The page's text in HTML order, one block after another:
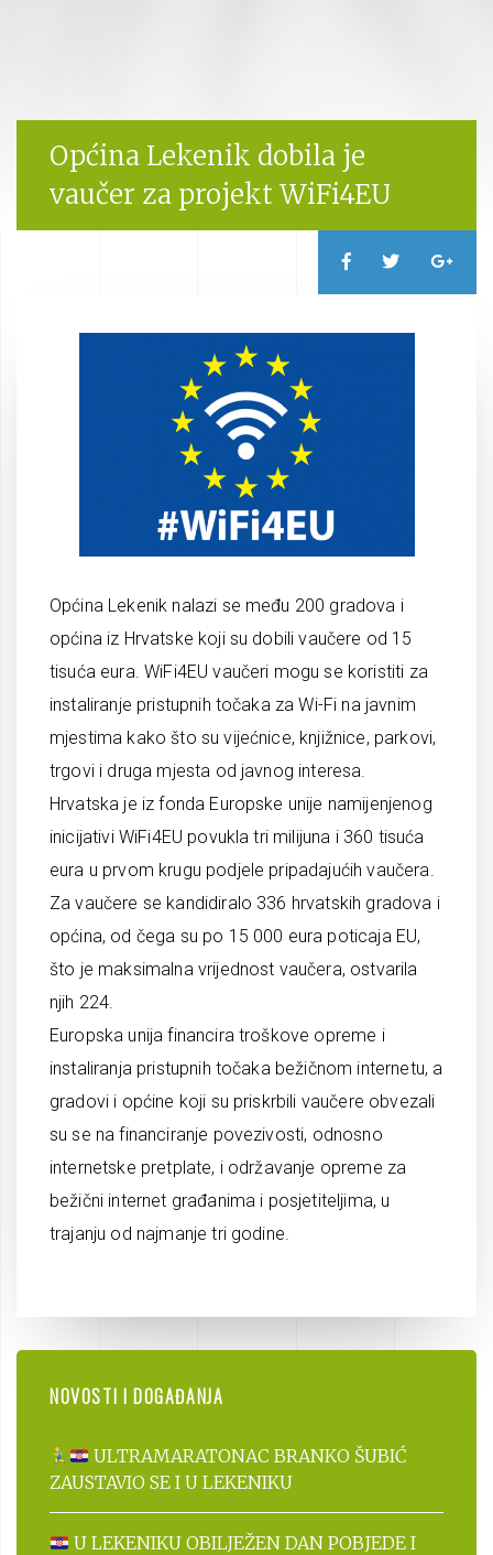
Općina Lekenik dobila je
vaučer za projekt WiFi4EU
Općina Lekenik nalazi se među 200 gradova i
općina iz Hrvatske koji su dobili vaučere od 15
tisuća eura. WiFi4EU vaučeri mogu se koristiti za
instaliranje pristupnih točaka za Wi-Fi na javnim
mjestima kako što su vijećnice, knjižnice, parkovi,
trgovi i druga mjesta od javnog interesa.
Hrvatska je iz fonda Europske unije namijenjenog
inicijativi WiFi4EU povukla tri milijuna i 360 tisuća
eura u prvom krugu podjele pripadajućih vaučera.
Za vaučere se kandidiralo 336 hrvatskih gradova i
općina, od čega su po 15 000 eura poticaja EU,
što je maksimalna vrijednost vaučera, ostvarila
njih 224.
Europska unija financira troškove opreme i
instaliranja pristupnih točaka bežičnom internetu, a
gradovi i općine koji su priskrbili vaučere obvezali
su se na financiranje povezivosti, odnosno
internetske pretplate, i održavanje opreme za
bežični internet građanima i posjetiteljima, u
trajanju od najmanje tri godine.
NOVOSTI I DOGAĐANJA
ULTRAMARATONAC BRANKO ŠUBIĆ
ZAUSTAVIO SE I U LEKENIKU
U LEKENIKU OBILJEŽEN DAN POBJEDE I